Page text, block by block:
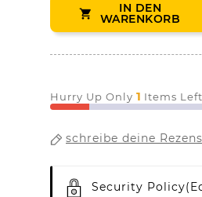
 IN DEN
WARENKORB
Hurry Up Only 1 Items
schreibe deine
Security Policy